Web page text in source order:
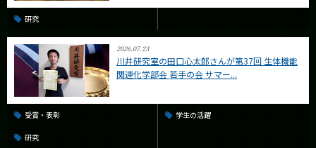
研究
2026.07.23
川井研究室の田口心太郎さんが第37回 生体機能
関連化学部会 若手の会 サマー...
受賞・表彰 学生の活躍
研究